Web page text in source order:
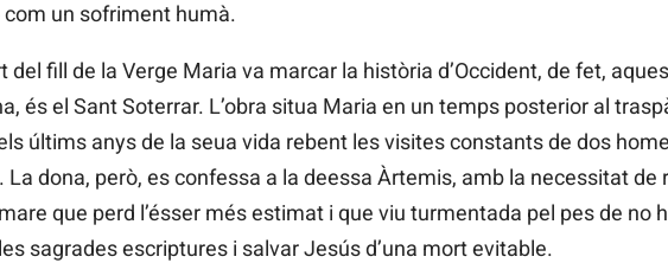
com un sofriment humà.
del fill de la Verge Maria va marcar la història d’Occident, de fet,
és el Sant Soterrar. L’obra situa Maria en un temps posterior al
últims anys de la seua vida rebent les visites constants de dos
La dona, però, es confessa a la deessa Àrtemis, amb la necessitat
que perd l’ésser més estimat i que viu turmentada pel pes de no
sagrades escriptures i salvar Jesús d’una mort evitable.